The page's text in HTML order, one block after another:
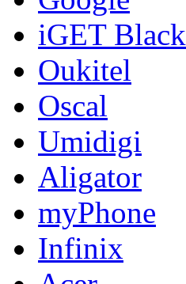
iGET
Oukitel
Oscal
Umidigi
Aligator
myPhone
Infinix